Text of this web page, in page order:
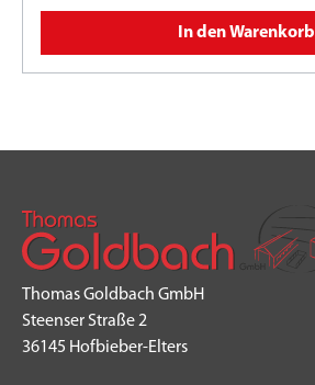
In den Warenkorb
Thomas Goldbach GmbH
Steenser Straße 2
36145 Hofbieber-Elters